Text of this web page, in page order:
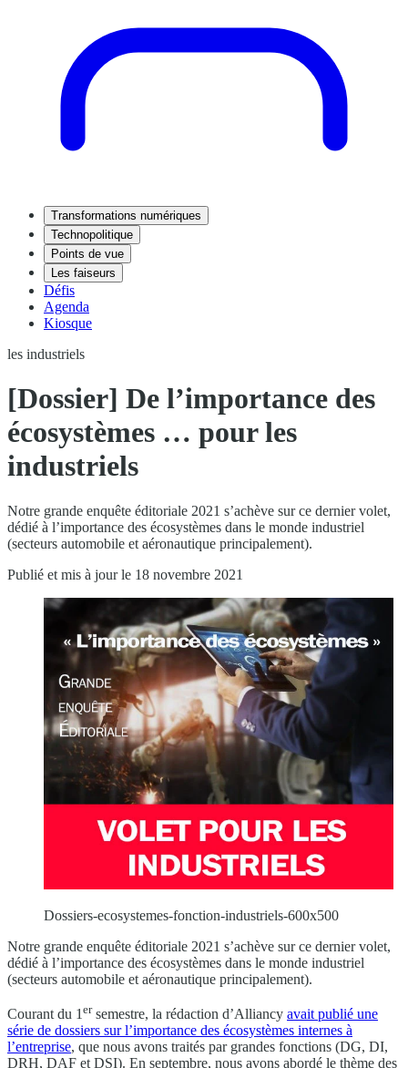
Transformations numériques
Technopolitique
Points de vue
Les faiseurs
Défis
Agenda
Kiosque
les industriels
[Dossier] De l’importance des
écosystèmes … pour les
industriels
Notre grande enquête éditoriale 2021 s’achève sur ce dernier volet,
dédié à l’importance des écosystèmes dans le monde industriel
(secteurs automobile et aéronautique principalement).
Publié et mis à jour le 18 novembre 2021
Dossiers-ecosystemes-fonction-industriels-600x500
Notre grande enquête éditoriale 2021 s’achève sur ce dernier volet,
dédié à l’importance des écosystèmes dans le monde industriel
(secteurs automobile et aéronautique principalement).
Courant du 1 ersemestre, la rédaction d’Alliancy avait publié une
série de dossiers sur l’importance des écosystèmes internes à
l’entreprise, que nous avons traités par grandes fonctions (DG, DI,
DRH, DAF et DSI). En septembre, nous avons abordé le thème des